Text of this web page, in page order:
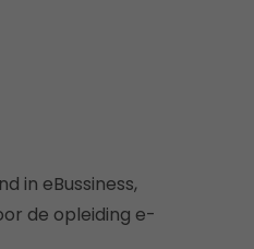
in eBussiness,
de opleiding e-